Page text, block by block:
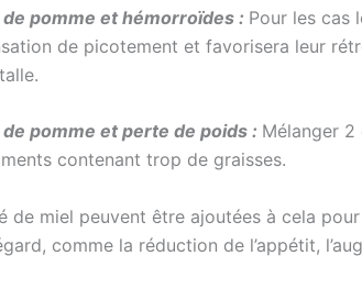
pomme et hémorroïdes : Pour les cas
de picotement et favorisera leur
pomme et perte de poids : Mélanger 2
contenant trop de graisses.
de miel peuvent être ajoutées à cela
comme la réduction de l’appétit,